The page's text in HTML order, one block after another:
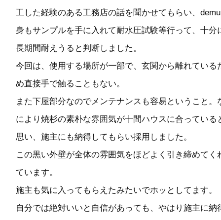
工した経験のある工務店の話を聞かせてもらい、
身もサンプルを手に入れて耐水圧試験等行って、十分
長期間耐えうると判断しました。
今回は、使用する場所が一部で、玄関から離れている
め直接手で触ることもない。
また下屋部分なのでメンテナンスも容易ということ。
により焼杉の素朴な雰囲気が十間ハウスに合っている
思い、施主にも納得してもらい採用しました。
この黒い外壁が全体の雰囲気をほどよく引き締めてく
ています。
施主も気に入ってもらえたみたいでホッとしてます。
自分では絶対いいと自信があっても、やはり施主に納